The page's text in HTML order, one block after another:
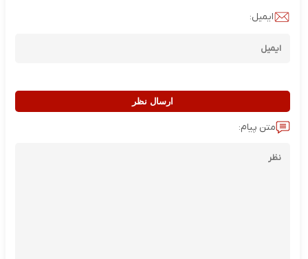
ایمیل:
ارسال نظر
متن پیام: